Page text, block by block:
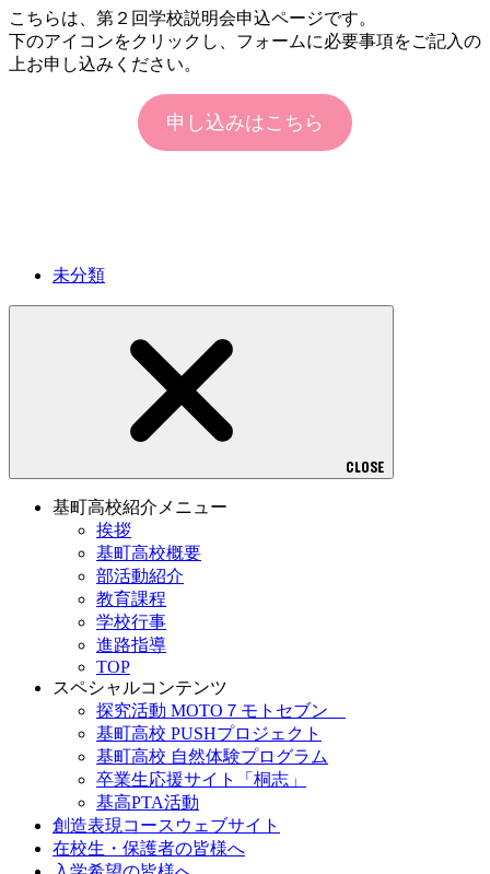
こちらは、第２回学校説明会申込ページです。
下のアイコンをクリックし、フォームに必要事項をご記入の
上お申し込みください。
申し込みはこちら
未分類
CLOSE
基町高校紹介メニュー
挨拶
基町高校概要
部活動紹介
教育課程
学校行事
進路指導
TOP
スペシャルコンテンツ
探究活動 MOTO７モトセブン
基町高校 PUSHプロジェクト
基町高校 自然体験プログラム
卒業生応援サイト「桐志」
基高PTA活動
創造表現コースウェブサイト
在校生・保護者の皆様へ